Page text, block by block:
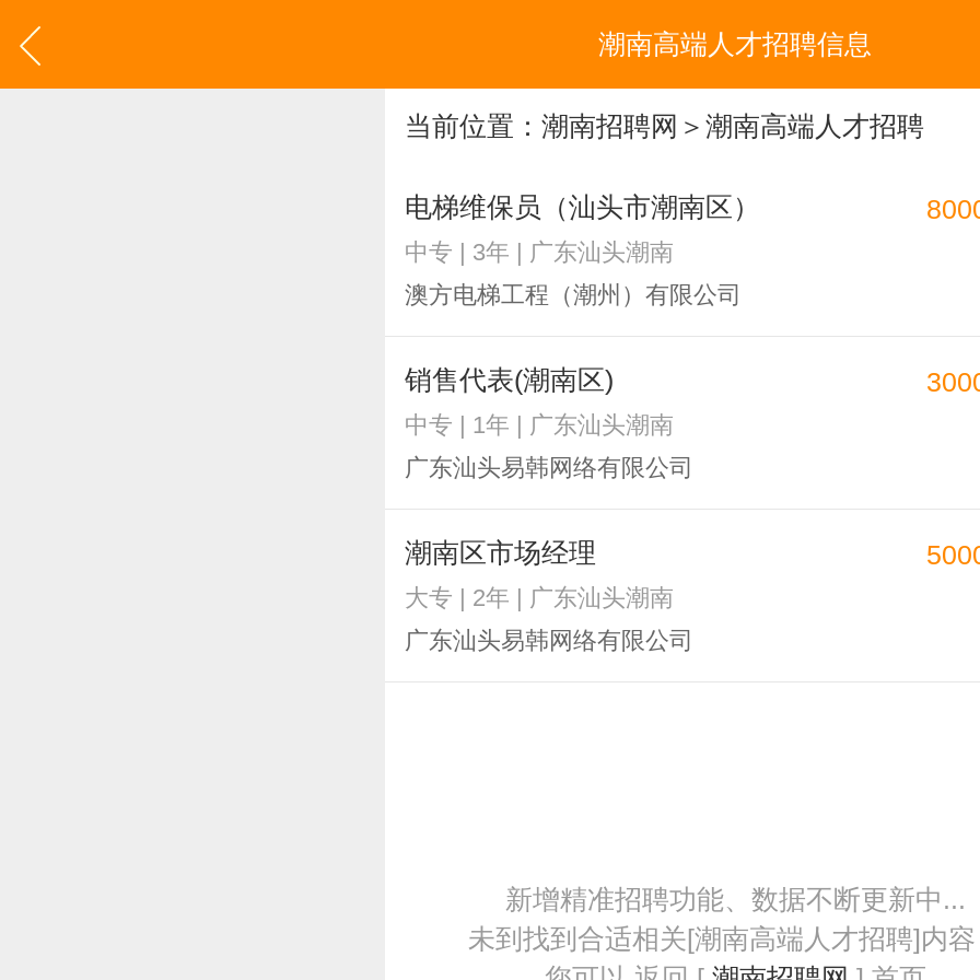
潮南高端人才招聘信息
当前位置： 潮南招聘网 ＞潮南高端人才招聘
电梯维保员（汕头市潮南区）
中专 | 3年 | 广东汕头潮南
澳方电梯工程（潮州）有限公司
销售代表(潮南区)
中专 | 1年 | 广东汕头潮南
广东汕头易韩网络有限公司
潮南区市场经理
大专 | 2年 | 广东汕头潮南
广东汕头易韩网络有限公司
新增精准招聘功能、数据不断更新中...
未到找到合适相关[潮南高端人才招聘]内容